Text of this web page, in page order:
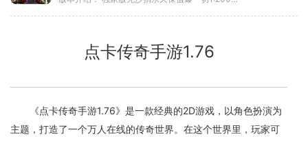
点卡传奇手游1.76
《点卡传奇手游1.76》是一款经典的2D游戏，以角色扮演为
主题，打造了一个万人在线的传奇世界。在这个世界里，玩家可